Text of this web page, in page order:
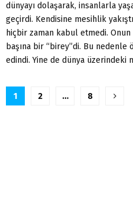
dünyayı dolaşarak, insanlarla
geçirdi. Kendisine mesihlik
hiçbir zaman kabul etmedi. Onun
başına bir “birey”di. Bu
edindi. Yine de dünya üzerindeki
Yazı
1 2 … 8